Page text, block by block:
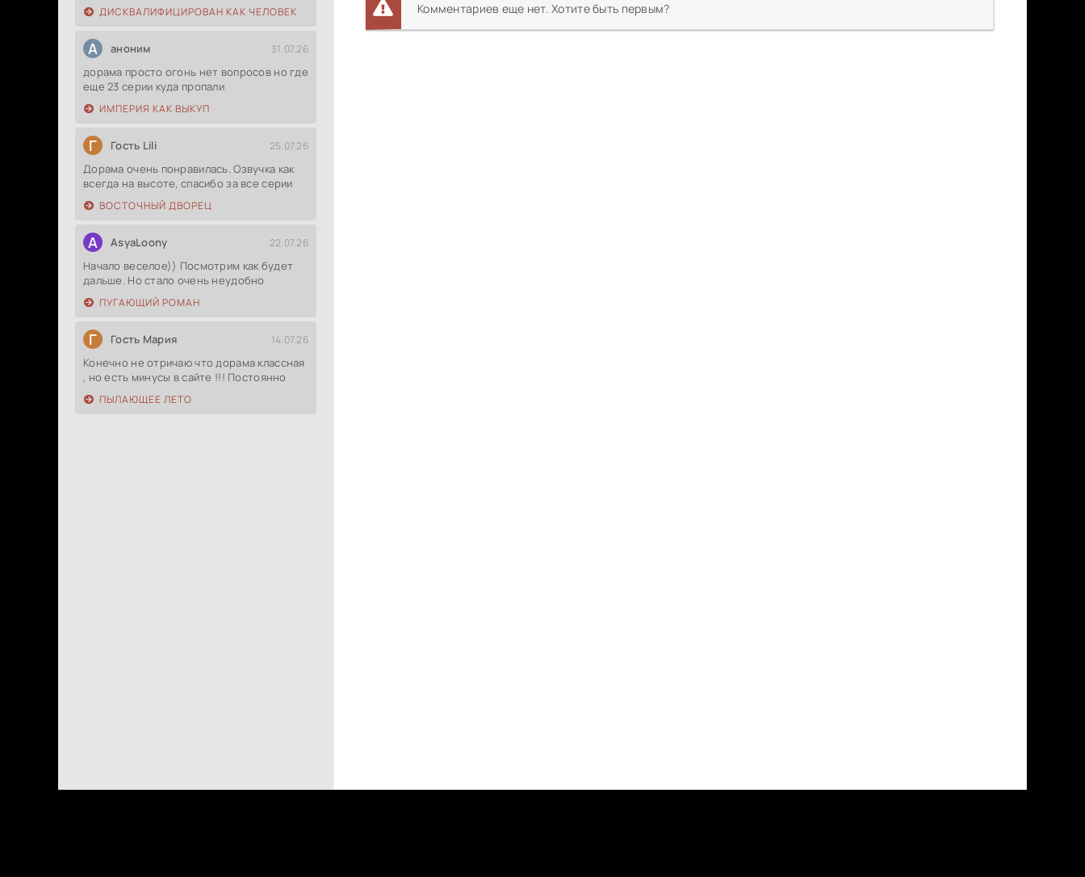
ДИСКВАЛИФИЦИРОВАН КАК ЧЕЛОВЕК
А аноним 31.07.26
дорама просто огонь нет вопросов но где
еще 23 серии куда пропали
ИМПЕРИЯ КАК ВЫКУП
Г Гость Lili 25.07.26
Дорама очень понравилась. Озвучка как
всегда на высоте, спасибо за все серии
ВОСТОЧНЫЙ ДВОРЕЦ
A AsyaLoony 22.07.26
Начало веселое)) Посмотрим как будет
дальше. Но стало очень неудобно
ПУГАЮЩИЙ РОМАН
Г Гость Мария 14.07.26
Конечно не отричаю что дорама классная
, но есть минусы в сайте !!! Постоянно
ПЫЛАЮЩЕЕ ЛЕТО
Комментариев еще нет. Хотите быть первым?